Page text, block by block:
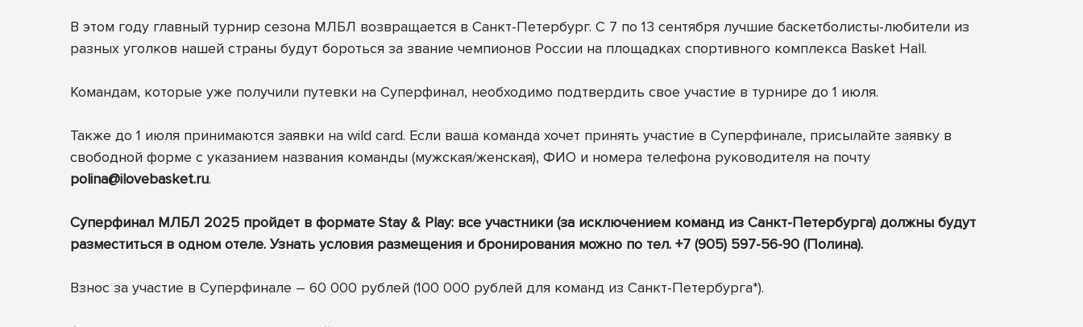
В этом году главный турнир сезона МЛБЛ возвращается в Санкт-Петербург. С 7 по 13 сентября лучшие баскетболисты-любители из
разных уголков нашей страны будут бороться за звание чемпионов России на площадках спортивного комплекса Basket Hall.
Командам, которые уже получили путевки на Суперфинал, необходимо подтвердить свое участие в турнире до 1 июля.
Также до 1 июля принимаются заявки на wild card. Если ваша команда хочет принять участие в Суперфинале, присылайте заявку в
свободной форме с указанием названия команды (мужская/женская), ФИО и номера телефона руководителя на почту
polina@ilovebasket.ru.
Суперфинал МЛБЛ 2025 пройдет в формате Stay & Play: все участники (за исключением команд из Санкт-Петербурга) должны будут
разместиться в одном отеле. Узнать условия размещения и бронирования можно по тел. +7 (905) 597-56-90 (Полина).
Взнос за участие в Суперфинале – 60 000 рублей (100 000 рублей для команд из Санкт-Петербурга*).